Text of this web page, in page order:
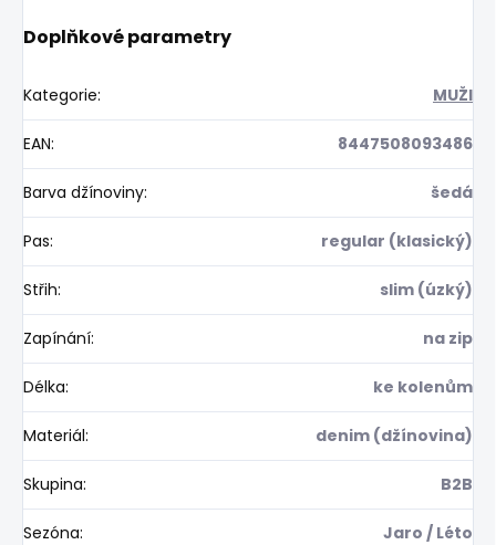
Doplňkové parametry
Kategorie: MUŽI
EAN: 8447508093486
Barva džínoviny: šedá
Pas: regular (klasický)
Střih: slim (úzký)
Zapínání: na zip
Délka: ke kolenům
Materiál: denim (džínovina)
Skupina: B2B
Sezóna: Jaro / Léto